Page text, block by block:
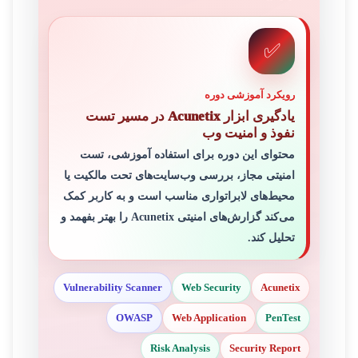
✅
رویکرد آموزشی دوره
یادگیری ابزار Acunetix در مسیر تست
نفوذ و امنیت وب
محتوای این دوره برای استفاده آموزشی، تست
امنیتی مجاز، بررسی وب‌سایت‌های تحت مالکیت یا
محیط‌های لابراتواری مناسب است و به کاربر کمک
می‌کند گزارش‌های امنیتی Acunetix را بهتر بفهمد و
تحلیل کند.
Acunetix
Web Security
Vulnerability Scanner
PenTest
Web Application
OWASP
Security Report
Risk Analysis